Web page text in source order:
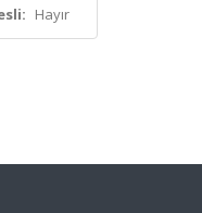
Hayır